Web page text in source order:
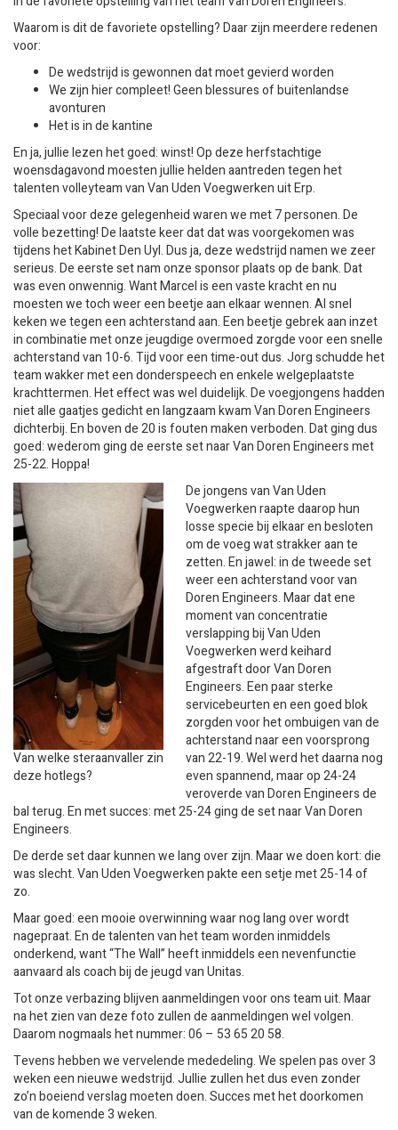
Waarom is dit de favoriete opstelling? Daar zijn meerdere redenen
voor:
De wedstrijd is gewonnen dat moet gevierd worden
We zijn hier compleet! Geen blessures of buitenlandse
avonturen
Het is in de kantine
En ja, jullie lezen het goed: winst! Op deze herfstachtige
woensdagavond moesten jullie helden aantreden tegen het
talenten volleyteam van Van Uden Voegwerken uit Erp.
Speciaal voor deze gelegenheid waren we met 7 personen. De
volle bezetting! De laatste keer dat dat was voorgekomen was
tijdens het Kabinet Den Uyl. Dus ja, deze wedstrijd namen we zeer
serieus. De eerste set nam onze sponsor plaats op de bank. Dat
was even onwennig. Want Marcel is een vaste kracht en nu
moesten we toch weer een beetje aan elkaar wennen. Al snel
keken we tegen een achterstand aan. Een beetje gebrek aan inzet
in combinatie met onze jeugdige overmoed zorgde voor een snelle
achterstand van 10-6. Tijd voor een time-out dus. Jorg schudde het
team wakker met een donderspeech en enkele welgeplaatste
krachttermen. Het effect was wel duidelijk. De voegjongens hadden
niet alle gaatjes gedicht en langzaam kwam Van Doren Engineers
dichterbij. En boven de 20 is fouten maken verboden. Dat ging dus
goed: wederom ging de eerste set naar Van Doren Engineers met
25-22. Hoppa!
Van welke steraanvaller zin
deze hotlegs?
De jongens van Van Uden
Voegwerken raapte daarop hun
losse specie bij elkaar en besloten
om de voeg wat strakker aan te
zetten. En jawel: in de tweede set
weer een achterstand voor van
Doren Engineers. Maar dat ene
moment van concentratie
verslapping bij Van Uden
Voegwerken werd keihard
afgestraft door Van Doren
Engineers. Een paar sterke
servicebeurten en een goed blok
zorgden voor het ombuigen van de
achterstand naar een voorsprong
van 22-19. Wel werd het daarna nog
even spannend, maar op 24-24
veroverde van Doren Engineers de
bal terug. En met succes: met 25-24 ging de set naar Van Doren
Engineers.
De derde set daar kunnen we lang over zijn. Maar we doen kort: die
was slecht. Van Uden Voegwerken pakte een setje met 25-14 of
zo.
Maar goed: een mooie overwinning waar nog lang over wordt
nagepraat. En de talenten van het team worden inmiddels
onderkend, want “The Wall” heeft inmiddels een nevenfunctie
aanvaard als coach bij de jeugd van Unitas.
Tot onze verbazing blijven aanmeldingen voor ons team uit. Maar
na het zien van deze foto zullen de aanmeldingen wel volgen.
Daarom nogmaals het nummer: 06 – 53 65 20 58.
Tevens hebben we vervelende mededeling. We spelen pas over 3
weken een nieuwe wedstrijd. Jullie zullen het dus even zonder
zo’n boeiend verslag moeten doen. Succes met het doorkomen
van de komende 3 weken.